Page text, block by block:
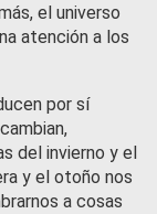
el universo
atención a los
por sí
del invierno y el
y el otoño nos
a cosas